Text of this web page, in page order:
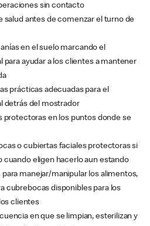
sin contacto
salud antes de comenzar el turno de
en el suelo marcando el
ayudar a los clientes a mantener
prácticas adecuadas para el
detrás del mostrador
protectoras en los puntos donde se
o cubiertas faciales protectoras si
cuando eligen hacerlo aun estando
manejar/manipular los alimentos,
cubrebocas disponibles para los
clientes
en que se limpian, esterilizan y